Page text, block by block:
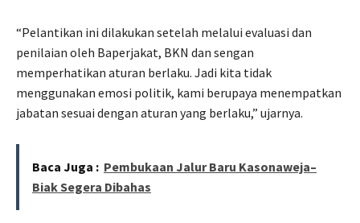
“Pelantikan ini dilakukan setelah melalui evaluasi dan
penilaian oleh Baperjakat, BKN dan sengan
memperhatikan aturan berlaku. Jadi kita tidak
menggunakan emosi politik, kami berupaya menempatkan
jabatan sesuai dengan aturan yang berlaku,” ujarnya.
Baca Juga : Pembukaan Jalur Baru Kasonaweja–
Biak Segera Dibahas